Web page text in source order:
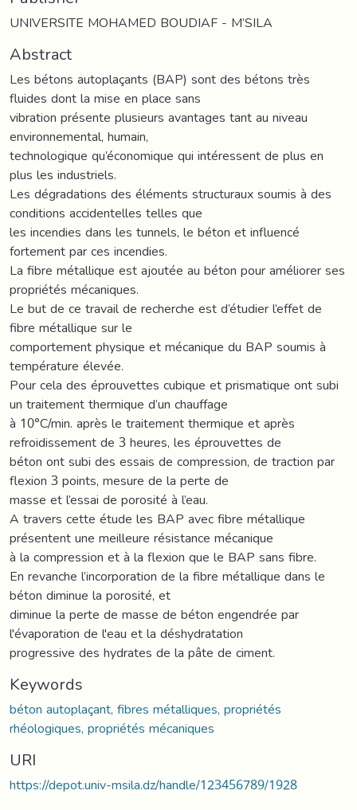
UNIVERSITE MOHAMED BOUDIAF - M’SILA
Abstract
Les bétons autoplaçants (BAP) sont des bétons très
fluides dont la mise en place sans
vibration présente plusieurs avantages tant au niveau
environnemental, humain,
technologique qu’économique qui intéressent de plus en
plus les industriels.
Les dégradations des éléments structuraux soumis à des
conditions accidentelles telles que
les incendies dans les tunnels, le béton et influencé
fortement par ces incendies.
La fibre métallique est ajoutée au béton pour améliorer ses
propriétés mécaniques.
Le but de ce travail de recherche est d’étudier l’effet de
fibre métallique sur le
comportement physique et mécanique du BAP soumis à
température élevée.
Pour cela des éprouvettes cubique et prismatique ont subi
un traitement thermique d’un chauffage
à 10°C/min. après le traitement thermique et après
refroidissement de 3 heures, les éprouvettes de
béton ont subi des essais de compression, de traction par
flexion 3 points, mesure de la perte de
masse et l’essai de porosité à l’eau.
A travers cette étude les BAP avec fibre métallique
présentent une meilleure résistance mécanique
à la compression et à la flexion que le BAP sans fibre.
En revanche l’incorporation de la fibre métallique dans le
béton diminue la porosité, et
diminue la perte de masse de béton engendrée par
l'évaporation de l'eau et la déshydratation
progressive des hydrates de la pâte de ciment.
Keywords
béton autoplaçant, fibres métalliques, propriétés
rhéologiques, propriétés mécaniques
URI
https://depot.univ-msila.dz/handle/123456789/1928